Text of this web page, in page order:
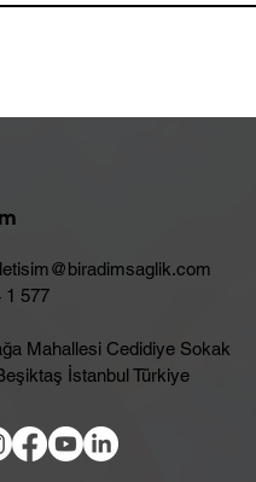
1 577
Mahallesi Cedidiye Sokak
İstanbul Türkiye